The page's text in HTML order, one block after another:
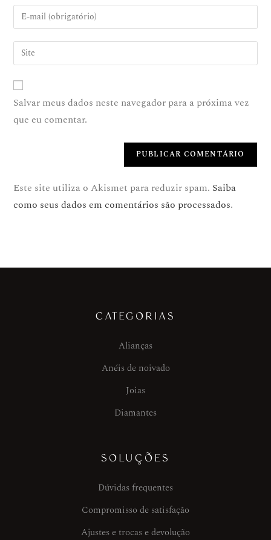
Salvar meus dados neste navegador para a próxima vez
que eu comentar.
Este site utiliza o Akismet para reduzir spam. Saiba
como seus dados em comentários são processados.
CATEGORIAS
Alianças
Anéis de noivado
Joias
Diamantes
SOLUÇÕES
Dúvidas frequentes
Compromisso de satisfação
Ajustes e trocas e devolução